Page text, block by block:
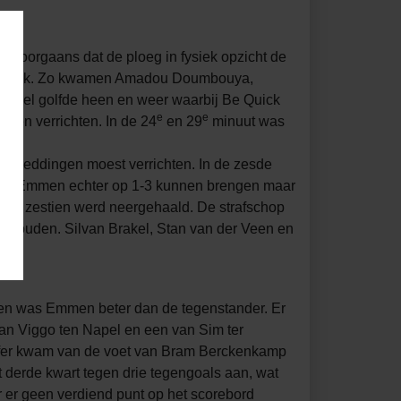
doorgaans dat de ploeg in fysiek opzicht de
Zo kwamen Amadou Doumbouya,
spel golfde heen en weer waarbij Be Quick
verrichten. In de 24e en 29e minuut was
reddingen moest verrichten. In de zesde
Emmen echter op 1-3 kunnen brengen maar
zestien werd neergehaald. De strafschop
Silvan Brakel, Stan van der Veen en
was Emmen beter dan de tegenstander. Er
Viggo ten Napel en een van Sim ter
kwam van de voet van Bram Berckenkamp
kwart tegen drie tegengoals aan, wat
geen verdiend punt op het scorebord